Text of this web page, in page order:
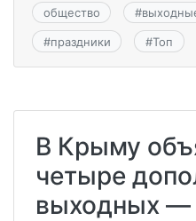
общество #
#праздники #Топ
В Крыму
четыре
выходных —